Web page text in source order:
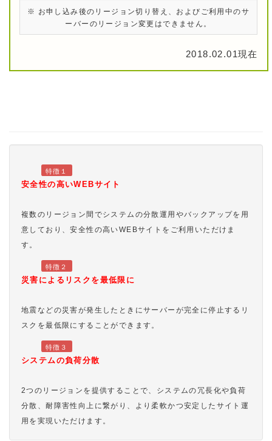
※ お申し込み後のリージョン切り替え、およびご利用中のサ
ーバーのリージョン変更はできません。
2018.02.01現在
特徴１
安全性の高いWEBサイト
複数のリージョン間でシステムの分散運用やバックアップを用
意しており、安全性の高いWEBサイトをご利用いただけま
す。
特徴２
災害によるリスクを最低限に
地震などの災害が発生したときにサーバーが完全に停止するリ
スクを最低限にすることができます。
特徴３
システムの負荷分散
2つのリージョンを提供することで、システムの冗長化や負荷
分散、耐障害性向上に繋がり、より柔軟かつ安定したサイト運
用を実現いただけます。